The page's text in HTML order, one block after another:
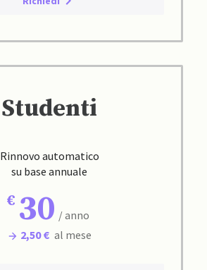
Studenti
Rinnovo automatico
su base annuale
30 / anno
2,50 € al mese